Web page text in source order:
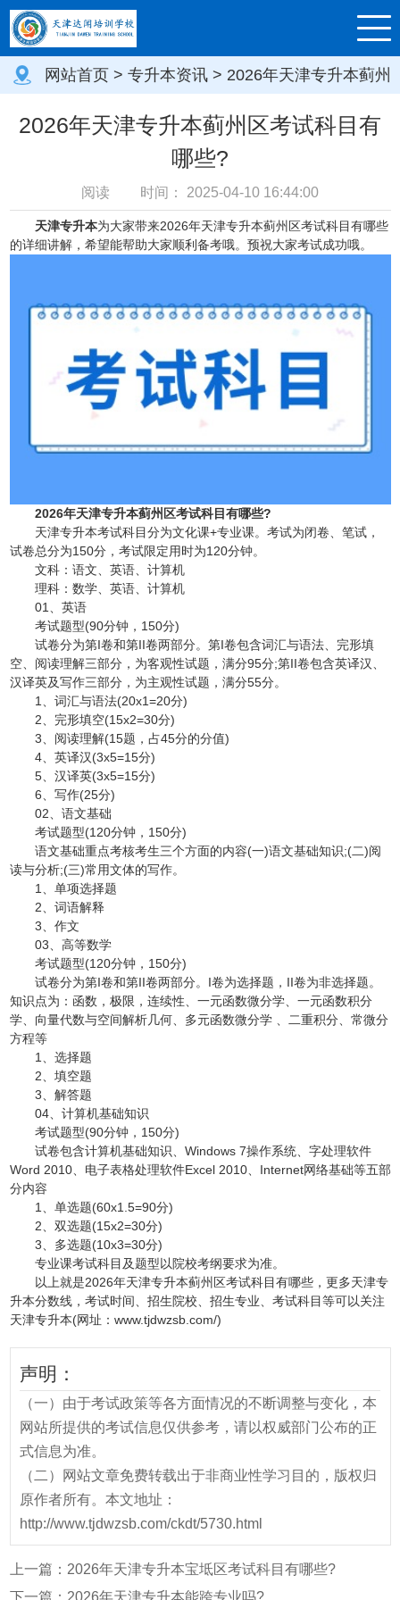
网站首页 > 专升本资讯 > 2026年天津专升本蓟州
区考试科目有哪些?
2026年天津专升本蓟州区考试科目有
哪些?
阅读 时间： 2025-04-10 16:44:00
天津专升本为大家带来2026年天津专升本蓟州区考试科目有哪些
的详细讲解，希望能帮助大家顺利备考哦。预祝大家考试成功哦。
2026年天津专升本蓟州区考试科目有哪些?
天津专升本考试科目分为文化课+专业课。考试为闭卷、笔试，
试卷总分为150分，考试限定用时为120分钟。
文科：语文、英语、计算机
理科：数学、英语、计算机
01、英语
考试题型(90分钟，150分)
试卷分为第I卷和第II卷两部分。第I卷包含词汇与语法、完形填
空、阅读理解三部分，为客观性试题，满分95分;第II卷包含英译汉、
汉译英及写作三部分，为主观性试题，满分55分。
1、词汇与语法(20x1=20分)
2、完形填空(15x2=30分)
3、阅读理解(15题，占45分的分值)
4、英译汉(3x5=15分)
5、汉译英(3x5=15分)
6、写作(25分)
02、语文基础
考试题型(120分钟，150分)
语文基础重点考核考生三个方面的内容(一)语文基础知识;(二)阅
读与分析;(三)常用文体的写作。
1、单项选择题
2、词语解释
3、作文
03、高等数学
考试题型(120分钟，150分)
试卷分为第I卷和第II卷两部分。I卷为选择题，II卷为非选择题。
知识点为：函数，极限，连续性、一元函数微分学、一元函数积分
学、向量代数与空间解析几何、多元函数微分学 、二重积分、常微分
方程等
1、选择题
2、填空题
3、解答题
04、计算机基础知识
考试题型(90分钟，150分)
试卷包含计算机基础知识、Windows 7操作系统、字处理软件
Word 2010、电子表格处理软件Excel 2010、Internet网络基础等五部
分内容
1、单选题(60x1.5=90分)
2、双选题(15x2=30分)
3、多选题(10x3=30分)
专业课考试科目及题型以院校考纲要求为准。
以上就是2026年天津专升本蓟州区考试科目有哪些，更多天津专
升本分数线，考试时间、招生院校、招生专业、考试科目等可以关注
天津专升本(网址：www.tjdwzsb.com/)
声明：
（一）由于考试政策等各方面情况的不断调整与变化，本
网站所提供的考试信息仅供参考，请以权威部门公布的正
式信息为准。
（二）网站文章免费转载出于非商业性学习目的，版权归
原作者所有。本文地址：
http://www.tjdwzsb.com/ckdt/5730.html
上一篇： 2026年天津专升本宝坻区考试科目有哪些?
下一篇： 2026年天津专升本能跨专业吗?